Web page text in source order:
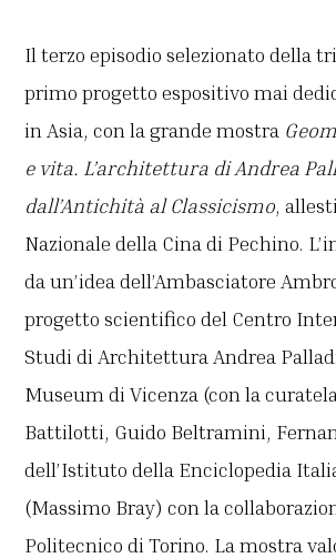
Il terzo episodio selezionato della
primo progetto espositivo mai
in Asia, con la grande mostra
e vita. L’architettura di Andrea
dall’Antichità al Classicismo,
Nazionale della Cina di Pechino.
da un’idea dell’Ambasciatore
progetto scientifico del Centro
Studi di Architettura Andrea
Museum di Vicenza (con la
Battilotti, Guido Beltramini,
dell’Istituto della Enciclopedia
(Massimo Bray) con la
Politecnico di Torino. La mostra